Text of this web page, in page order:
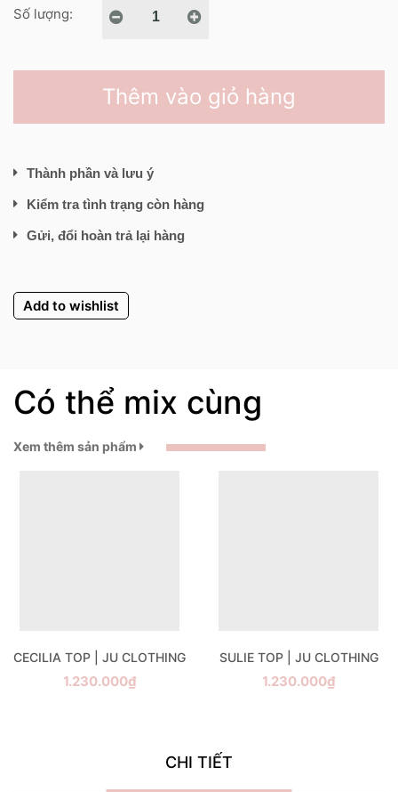
Số lượng:
Thêm vào giỏ hàng
Thành phần và lưu ý
Kiểm tra tình trạng còn hàng
Gửi, đổi hoàn trả lại hàng
Add to wishlist
Có thể mix cùng
Xem thêm sản phẩm
CECILIA TOP | JU CLOTHING
1.230.000₫
SULIE TOP | JU CLOTHING
1.230.000₫
CHI TIẾT